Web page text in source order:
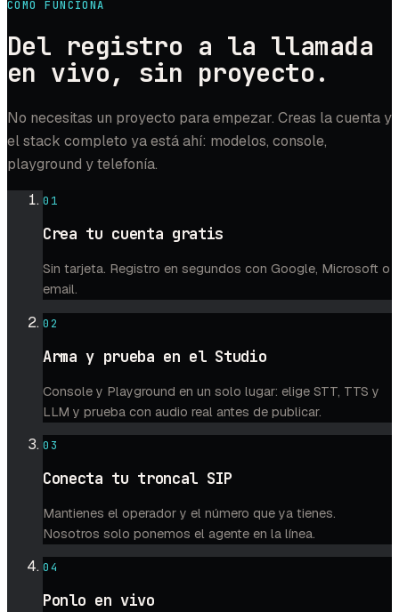
CÓMO FUNCIONA
Del registro a la llamada
en vivo, sin proyecto.
No necesitas un proyecto para empezar. Creas la cuenta y
el stack completo ya está ahí: modelos, console,
playground y telefonía.
01
Crea tu cuenta gratis
Sin tarjeta. Registro en segundos con Google, Microsoft o
email.
02
Arma y prueba en el Studio
Console y Playground en un solo lugar: elige STT, TTS y
LLM y prueba con audio real antes de publicar.
03
Conecta tu troncal SIP
Mantienes el operador y el número que ya tienes.
Nosotros solo ponemos el agente en la línea.
04
Ponlo en vivo